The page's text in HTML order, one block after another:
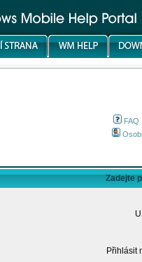
FAQ
Zadejte
Přihlásit